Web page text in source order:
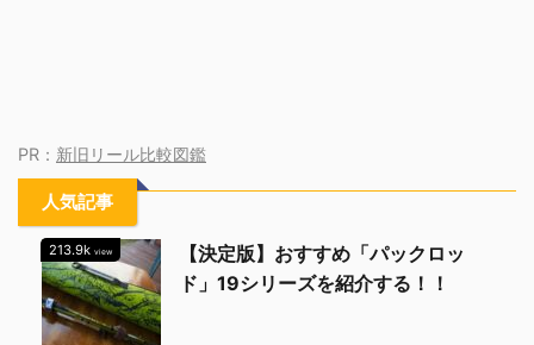
PR： 新旧リール比較図鑑
人気記事
213.9k view
【決定版】おすすめ「パックロッ
ド」19シリーズを紹介する！！